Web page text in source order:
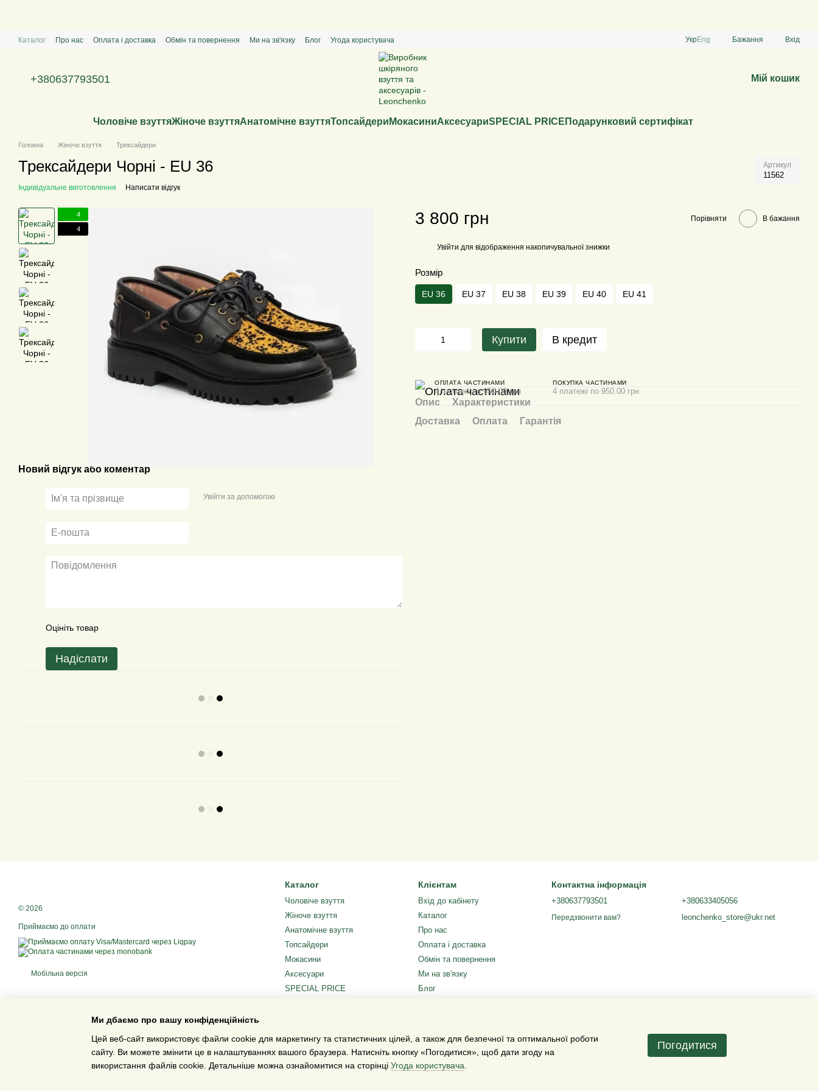
Каталог Про нас Оплата і доставка Обмін та повернення Ми на зв'язку Блог Угода користувача УкрEng Бажання Вхід
+380637793501 Мій кошик
Чоловіче взуттяЖіноче взуттяАнатомічне взуттяТопсайдери МокасиниАксесуариSPECIAL PRICE Подарунковий сертифікат
Головна Жіноче взуття Трексайдери
Трексайдери Чорні - EU 36 Артикул
11562
Індивідуальне виготовлення Написати відгук
4
4
Новий відгук або коментар
Увійти за допомогою
Оцініть товар
Надіслати
3 800 грн Порівняти В бажання
Увійти для відображення накопичувальної знижки
Розмір
EU 36 EU 37 EU 38 EU 39 EU 40 EU 41
Купити В кредит
ОПЛАТА ЧАСТИНАМИ
4 платежі по 950.00 грн
ПОКУПКА ЧАСТИНАМИ
4 платежі по 950.00 грн
Опис
Характеристики
Доставка
Оплата Гарантія
© 2026
Приймаємо до оплати
Мобільна версія
Інтернет-магазин створений з Хорошоп
Каталог
Чоловіче взуття
Жіноче взуття
Анатомічне взуття
Топсайдери
Мокасини
Аксесуари
SPECIAL PRICE
Клієнтам
Вхід до кабінету
Каталог
Про нас
Оплата і доставка
Обмін та повернення
Ми на зв'язку
Блог
Контактна інформація
+380637793501
Передзвонити вам?
+380633405056
leonchenko_store@ukr.net
Ми дбаємо про вашу конфіденційність
Цей веб-сайт використовує файли cookie для маркетингу та статистичних цілей, а також для безпечної та оптимальної роботи
сайту. Ви можете змінити це в налаштуваннях вашого браузера. Натисніть кнопку «Погодитися», щоб дати згоду на
використання файлів cookie. Детальніше можна ознайомитися на сторінці Угода користувача
Погодитися